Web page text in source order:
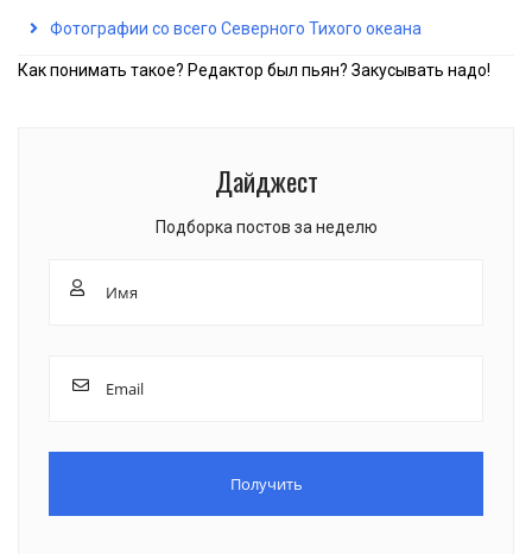
Фотографии со всего Северного Тихого океана
Как понимать такое? Редактор был пьян? Закусывать надо!
Дайджест
Подборка постов за неделю